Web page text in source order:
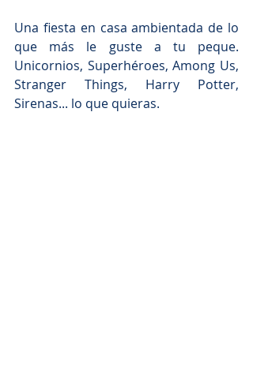
Una fiesta en casa ambientada de lo
que más le guste a tu peque.
Unicornios, Superhéroes, Among Us,
Stranger Things, Harry Potter,
Sirenas... lo que quieras.